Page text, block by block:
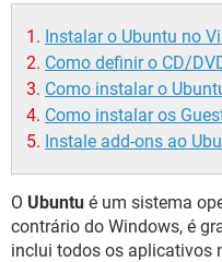
Instalar o Ubuntu no
Como definir o CD/
Como instalar o
Como instalar os
Instale add-ons ao
O Ubuntu é um sistema
contrário do Windows, é
inclui todos os aplicativos